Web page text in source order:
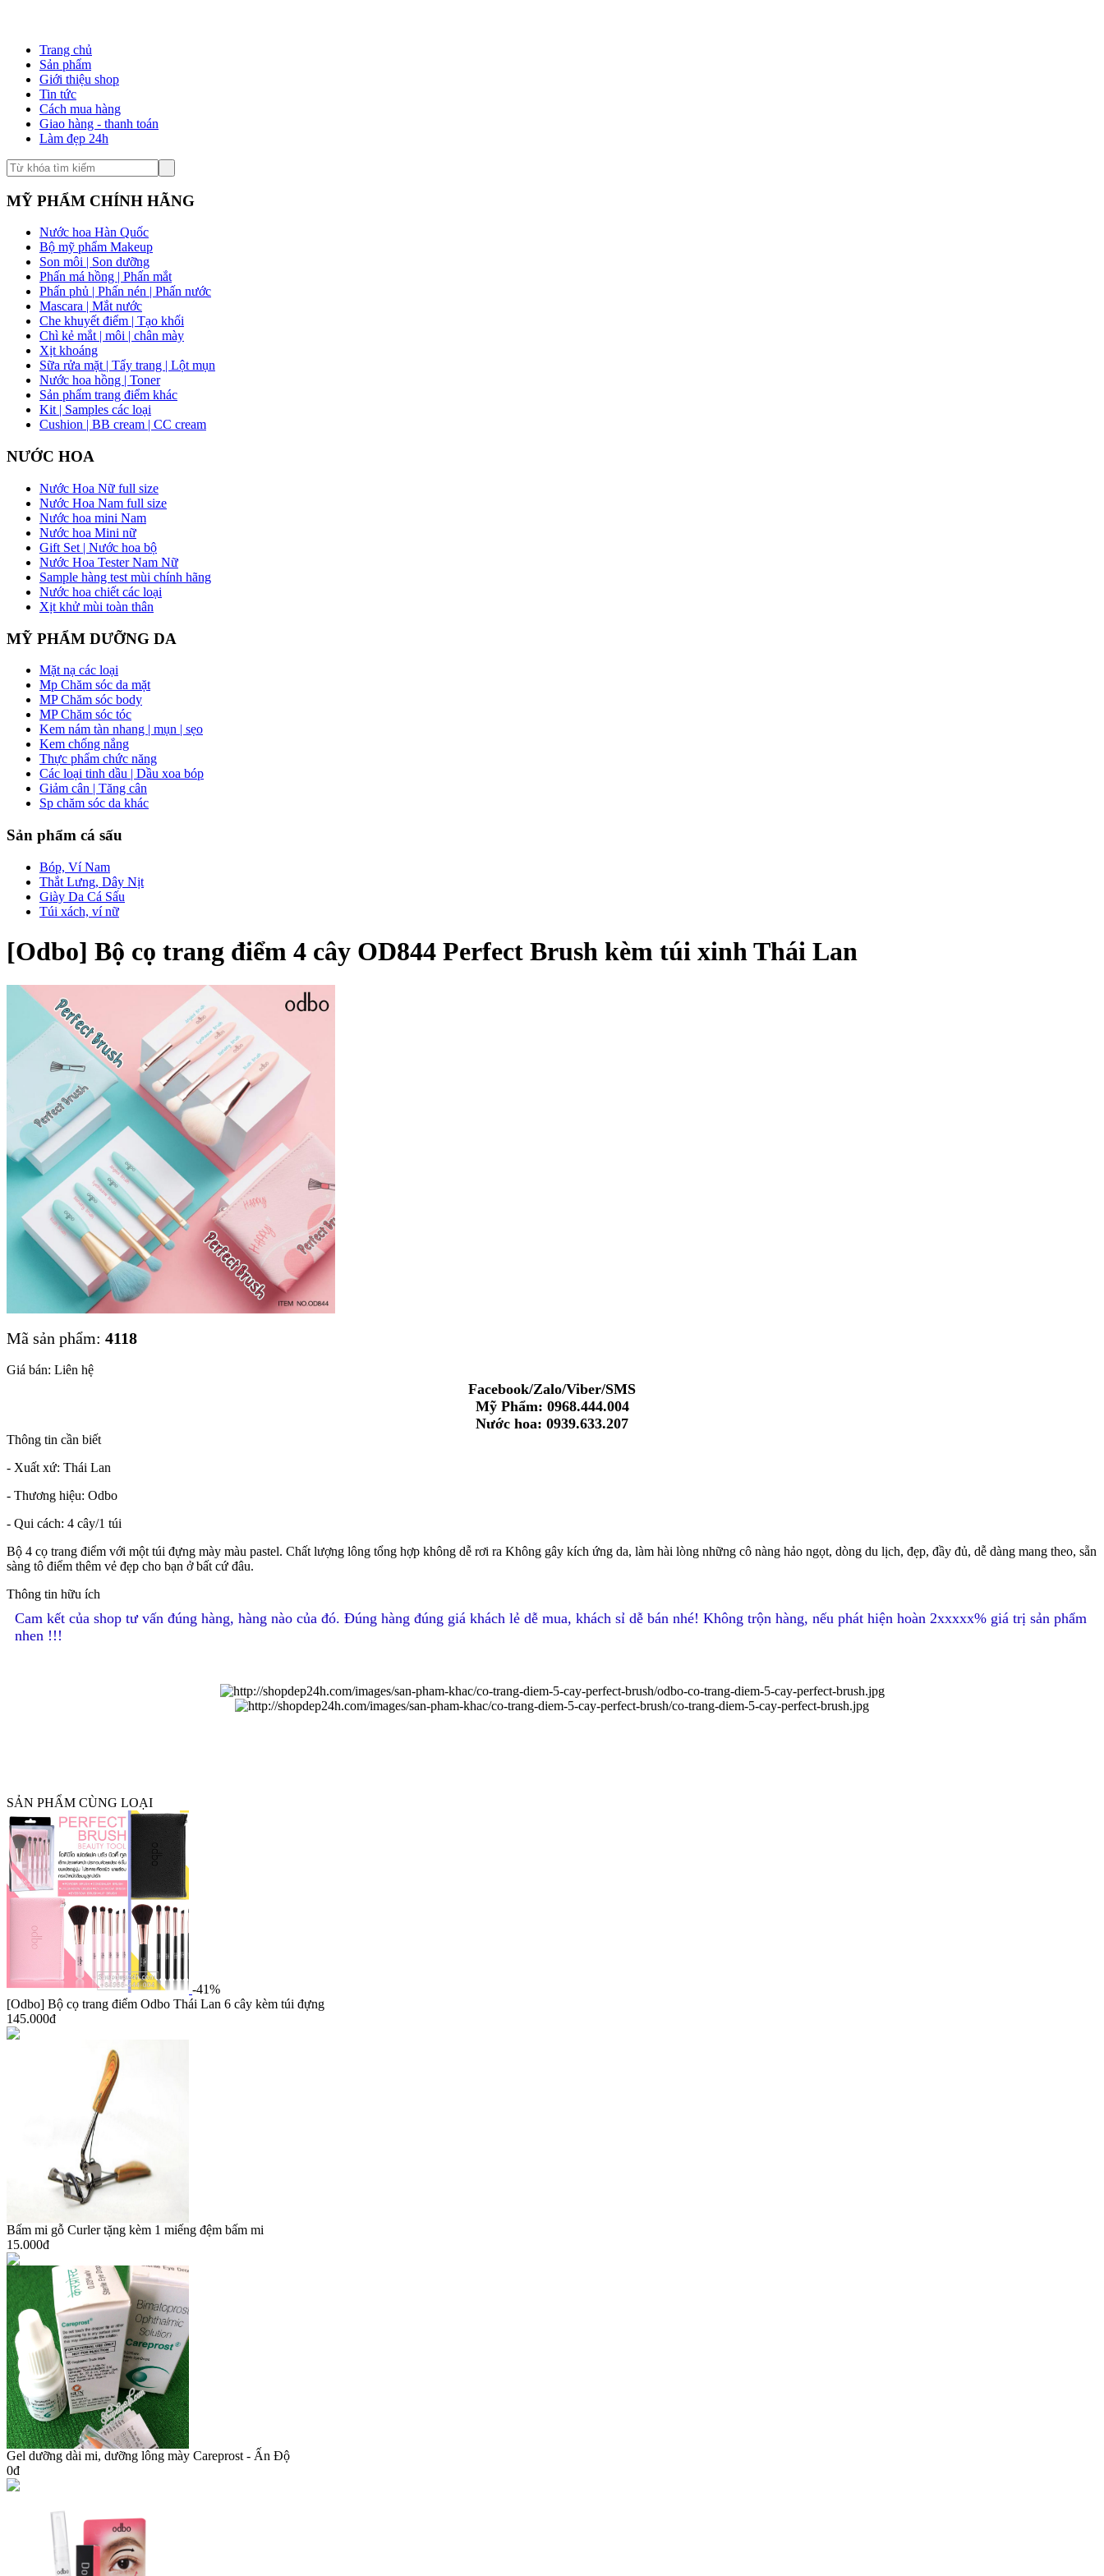
Trang chủ
Sản phẩm
Giới thiệu shop
Tin tức
Cách mua hàng
Giao hàng - thanh toán
Làm đẹp 24h
MỸ PHẨM CHÍNH HÃNG
Nước hoa Hàn Quốc
Bộ mỹ phẩm Makeup
Son môi | Son dưỡng
Phấn má hồng | Phấn mắt
Phấn phủ | Phấn nén | Phấn nước
Mascara | Mắt nước
Che khuyết điểm | Tạo khối
Chì kẻ mắt | môi | chân mày
Xịt khoáng
Sữa rửa mặt | Tẩy trang | Lột mụn
Nước hoa hồng | Toner
Sản phẩm trang điểm khác
Kit | Samples các loại
Cushion | BB cream | CC cream
NƯỚC HOA
Nước Hoa Nữ full size
Nước Hoa Nam full size
Nước hoa mini Nam
Nước hoa Mini nữ
Gift Set | Nước hoa bộ
Nước Hoa Tester Nam Nữ
Sample hàng test mùi chính hãng
Nước hoa chiết các loại
Xịt khử mùi toàn thân
MỸ PHẨM DƯỠNG DA
Mặt nạ các loại
Mp Chăm sóc da mặt
MP Chăm sóc body
MP Chăm sóc tóc
Kem nám tàn nhang | mụn | sẹo
Kem chống nắng
Thực phẩm chức năng
Các loại tinh dầu | Dầu xoa bóp
Giảm cân | Tăng cân
Sp chăm sóc da khác
Sản phẩm cá sấu
Bóp, Ví Nam
Thắt Lưng, Dây Nịt
Giày Da Cá Sấu
Túi xách, ví nữ
[Odbo] Bộ cọ trang điểm 4 cây OD844 Perfect Brush kèm túi xinh Thái Lan
Mã sản phẩm: 4118
Giá bán: Liên hệ
Facebook/Zalo/Viber/SMS
Mỹ Phẩm: 0968.444.004
Nước hoa: 0939.633.207
Thông tin cần biết
- Xuất xứ: Thái Lan
- Thương hiệu: Odbo
- Qui cách: 4 cây/1 túi
Bộ 4 cọ trang điểm với một túi đựng mày màu pastel. Chất lượng lông tổng hợp không dễ rơi ra Không gây kích ứng da, làm hài lòng những cô nàng hảo ngọt, dòng du lịch, đẹp, đầy đủ, dễ dàng mang theo, sẵn
sàng tô điểm thêm vẻ đẹp cho bạn ở bất cứ đâu.
Thông tin hữu ích
Cam kết của shop tư vấn đúng hàng, hàng nào của đó. Đúng hàng đúng giá khách lẻ dễ mua, khách sỉ dễ bán nhé! Không trộn hàng, nếu phát hiện hoàn 2xxxxx% giá trị sản phẩm
nhen !!!
SẢN PHẨM CÙNG LOẠI
-41%
[Odbo] Bộ cọ trang điểm Odbo Thái Lan 6 cây kèm túi đựng
145.000đ
Bấm mi gỗ Curler tặng kèm 1 miếng đệm bấm mi
15.000đ
Gel dưỡng dài mi, dưỡng lông mày Careprost - Ấn Độ
0đ